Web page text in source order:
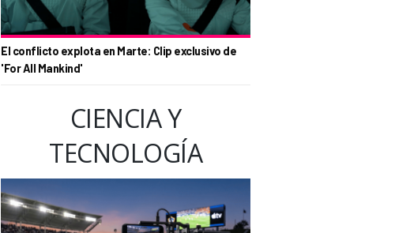
El conflicto explota en Marte: Clip exclusivo de
'For All Mankind'
CIENCIA Y
TECNOLOGÍA